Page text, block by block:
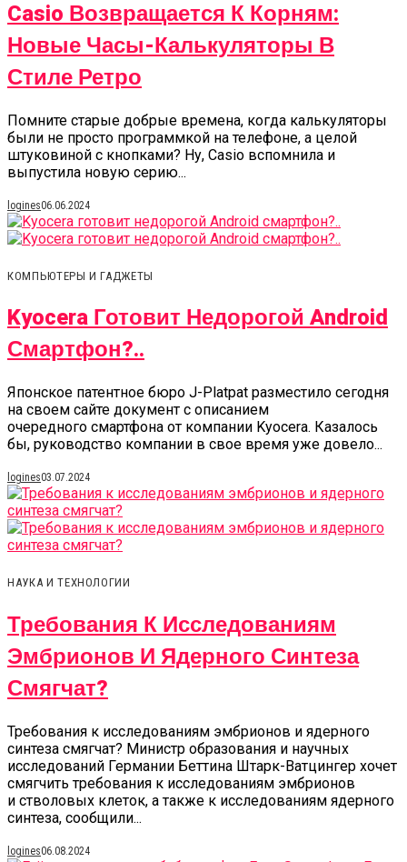
Casio Возвращается К Корням:
Новые Часы-Калькуляторы В
Стиле Ретро
Помните старые добрые времена, когда калькуляторы
были не просто программкой на телефоне, а целой
штуковиной с кнопками? Ну, Casio вспомнила и
выпустила новую серию...
logines06.06.2024
КОМПЬЮТЕРЫ И ГАДЖЕТЫ
Kyocera Готовит Недорогой Android
Смартфон?..
Японское патентное бюро J-Platpat разместило сегодня
на своем сайте документ с описанием
очередного смартфона от компании Kyocera. Казалось
бы, руководство компании в свое время уже довело...
logines03.07.2024
НАУКА И ТЕХНОЛОГИИ
Требования К Исследованиям
Эмбрионов И Ядерного Синтеза
Смягчат?
Требования к исследованиям эмбрионов и ядерного
синтеза смягчат? Министр образования и научных
исследований Германии Беттина Штарк-Ватцингер хочет
смягчить требования к исследованиям эмбрионов
и стволовых клеток, а также к исследованиям ядерного
синтеза, сообщили...
logines06.08.2024